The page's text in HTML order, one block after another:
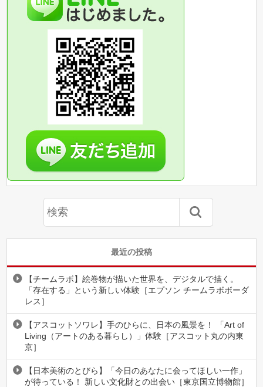
最近の投稿
【チームラボ】絵巻物が描いた世界を、デジタルで描く。
「存在する」という新しい体験［エプソン チームラボボーダ
レス］
【アスコットソワレ】手のひらに、日本の風景を！ 「Art of
Living（アートのある暮らし）」体験［アスコット丸の内東
京］
【日本美術のとびら】「今日のあなたに会ってほしい一作」
が待っている！ 新しい文化財との出会い［東京国立博物館］